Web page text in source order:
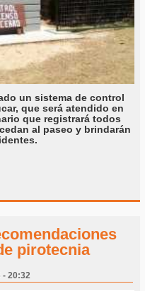
un sistema de control
que será atendido en
que registrará todos
al paseo y brindarán
pirotecnia
- 20:32